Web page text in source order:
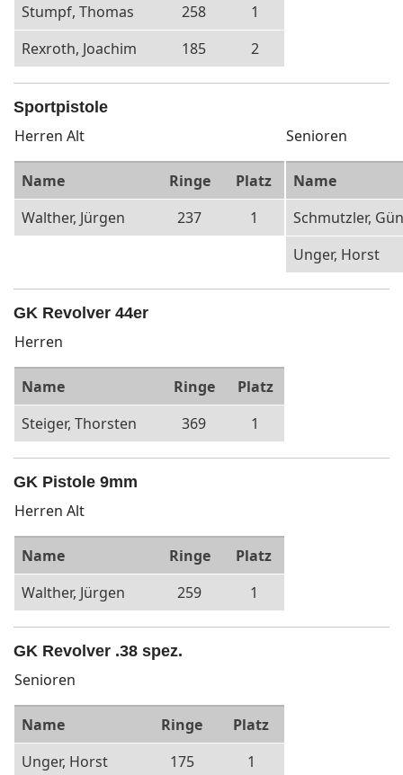
Stumpf, Thomas
258
1
Rexroth, Joachim
185 2
Sportpistole
Herren Alt
Name Ringe
Platz
Walther, Jürgen
237 1
Senioren
Name
Schmutzler,
Unger, Horst
GK Revolver 44er
Herren
Name Ringe
Platz
Steiger, Thorsten
369 1
GK Pistole 9mm
Herren Alt
Name Ringe
Platz
Walther, Jürgen
259 1
GK Revolver .38 spez.
Senioren
Name Ringe
Platz
Unger, Horst
175 1